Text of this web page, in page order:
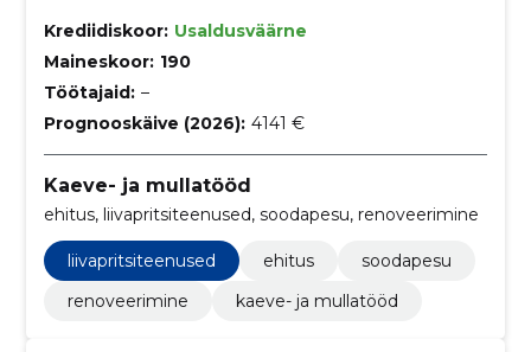
Krediidiskoor: Usaldusväärne
Maineskoor: 190
Töötajaid: –
Prognooskäive (2026): 4141 €
Kaeve- ja mullatööd
ehitus, liivapritsiteenused, soodapesu, renoveerimine
liivapritsiteenused ehitus
soodapesu
renoveerimine
kaeve- ja mullatööd